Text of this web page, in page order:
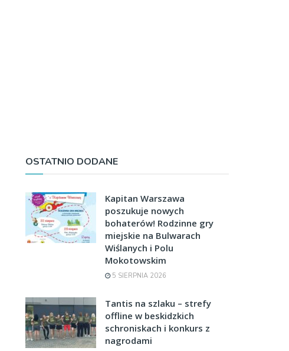
OSTATNIO DODANE
Kapitan Warszawa
poszukuje nowych
bohaterów! Rodzinne gry
miejskie na Bulwarach
Wiślanych i Polu
Mokotowskim
5 SIERPNIA 2026
Tantis na szlaku – strefy
offline w beskidzkich
schroniskach i konkurs z
nagrodami